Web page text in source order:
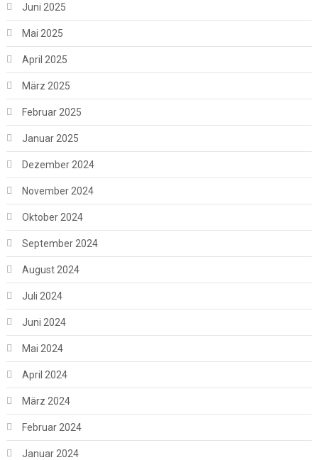
Juni 2025
Mai 2025
April 2025
März 2025
Februar 2025
Januar 2025
Dezember 2024
November 2024
Oktober 2024
September 2024
August 2024
Juli 2024
Juni 2024
Mai 2024
April 2024
März 2024
Februar 2024
Januar 2024